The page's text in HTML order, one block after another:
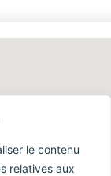
le contenu
relatives aux